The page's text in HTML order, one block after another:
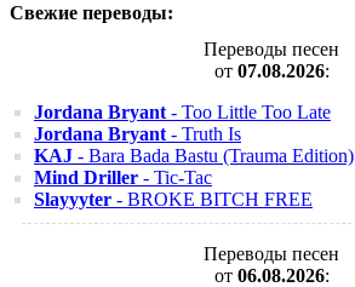
Свежие переводы:
Переводы песен
от 07.08.2026:
Jordana Bryant - Too Little Too Late
Jordana Bryant - Truth Is
KAJ - Bara Bada Bastu (Trauma Edition)
Mind Driller - Tic-Tac
Slayyyter - BROKE BITCH FREE
Переводы песен
от 06.08.2026: